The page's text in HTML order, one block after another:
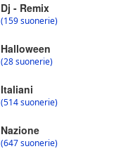
Dj - Remix
(159 suonerie)
Halloween
(28 suonerie)
Italiani
(514 suonerie)
Nazione
(647 suonerie)